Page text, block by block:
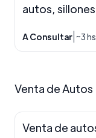
autos,
A Consultar ~3 hs
Venta de Autos
Venta de